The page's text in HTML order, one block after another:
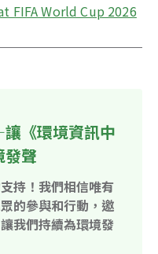
FIFA World Cup 2026
《環境資訊中
發聲
持！我們相信唯有
的參與和行動，邀
我們持續為環境發